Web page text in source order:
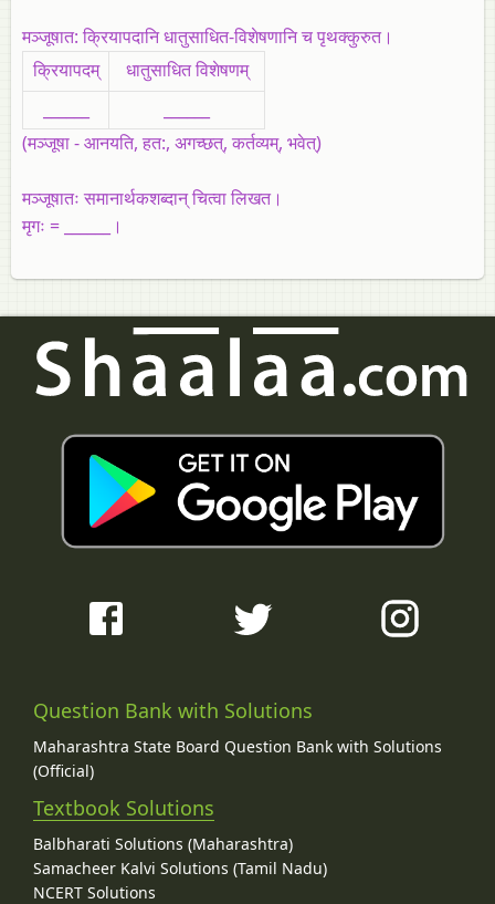
मञ्जूषात: क्रियापदानि धातुसाधित-विशेषणानि च पृथक्कुरुत।
क्रियापदम्‌
धातुसाधित विशेषणम्‌
(मञ्जूषा- आनयति, हत:, अगच्छत्‌, कर्तव्यम्‌, भवेत्‌)
मञ्जूषातः समानार्थकशब्दान्‌ चित्वा लिखत।
मृगः = ______।
Question Bank with Solutions
Maharashtra State Board Question Bank with Solutions
(Official)
Textbook Solutions
Balbharati Solutions (Maharashtra)
Samacheer Kalvi Solutions (Tamil Nadu)
NCERT Solutions